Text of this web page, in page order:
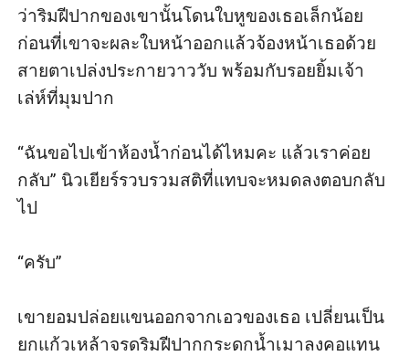
ว่าริมฝีปากของเขานั้นโดนใบหูของเธอเล็กน้อย
ก่อนที่เขาจะผละใบหน้าออกแล้วจ้องหน้าเธอด้วย
สายตาเปล่งประกายวาววับ พร้อมกับรอยยิ้มเจ้า
เล่ห์ที่มุมปาก
“ฉันขอไปเข้าห้องน้ำก่อนได้ไหมคะ แล้วเราค่อย
กลับ” นิวเยียร์รวบรวมสติที่แทบจะหมดลงตอบกลับ
ไป
“ครับ”
เขายอมปล่อยแขนออกจากเอวของเธอ เปลี่ยนเป็น
ยกแก้วเหล้าจรดริมฝีปากกระดกน้ำเมาลงคอแทน